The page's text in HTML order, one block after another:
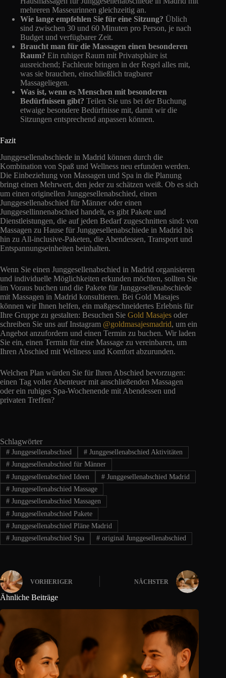
mehreren Masseurinnen gleichzeitig an.
Wie lange empfehlen Sie für eine Sitzung? Üblich
sind zwischen 30 und 60 Minuten pro Person, je nach
Budget und verfügbarer Zeit.
Braucht man für die Massagen einen besonderen
Raum? Ein ruhiger Raum mit Privatsphäre ist
ausreichend; Fachleute bringen in der Regel alles mit,
was sie brauchen, einschließlich tragbarer
Massageliegen.
Was ist, wenn es Menschen mit besonderen
Bedürfnissen gibt? Teilen Sie uns bei der Buchung
etwaige besondere Bedürfnisse mit, damit wir die
Sitzungen entsprechend anpassen können.
Fazit
Junggesellenabschiede in Madrid können durch die
Kombination von Spaß und Wellness neu erfunden werden.
Die Einbeziehung von Massagen und Spa in die Planung
bringt einen Mehrwert, den jeder zu schätzen weiß. Ob es sich
um einen originellen Junggesellenabschied, einen
Junggesellenabschied für Männer oder einen
Junggesellinnenabschied handelt, es gibt Pakete und
Dienstleistungen, die auf jeden Bedarf zugeschnitten sind: von
Massagen zu Hause für Junggesellenabschiede in Madrid bis
hin zu All-inclusive-Paketen, die Abendessen, Transport und
Entspannungseinheiten beinhalten.
Wenn Sie einen Junggesellenabschied in Madrid organisieren
und individuelle Möglichkeiten erkunden möchten, sollten Sie
im Voraus buchen und die Pakete für Junggesellenabschiede
mit Massagen in Madrid konsultieren. Bei Gold Masajes
können wir Ihnen helfen, ein maßgeschneidertes Erlebnis für
Ihre Gruppe zu gestalten: Besuchen Sie Gold Masajes oder
schreiben Sie uns auf Instagram @goldmasajesmadrid, um ein
Angebot anzufordern und einen Termin zu buchen. Wir laden
Sie ein, einen Termin für eine Massage zu vereinbaren, um
Ihren Abschied mit Wellness und Komfort abzurunden.
Welchen Plan würden Sie für Ihren Abschied bevorzugen:
einen Tag voller Abenteuer mit anschließenden Massagen
oder ein ruhiges Spa-Wochenende mit Abendessen und
privaten Treffen?
Schlagwörter
#Junggesellenabschied #Junggesellenabschied Aktivitäten
#Junggesellenabschied für Männer
#Junggesellenabschied Ideen #Junggesellenabschied Madrid
#Junggesellenabschied Massage
#Junggesellenabschied Massagen
#Junggesellenabschied Pakete
#Junggesellenabschied Pläne Madrid
#Junggesellenabschied Spa #original Junggesellenabschied
VORHERIGER NÄCHSTER
Ähnliche Beiträge